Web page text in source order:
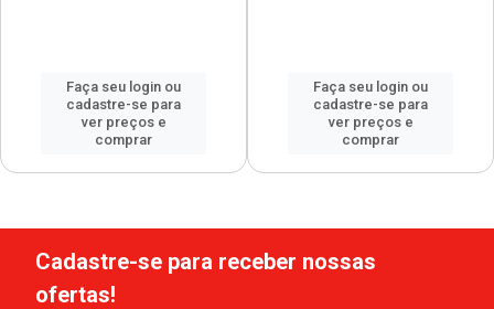
Faça seu login ou
cadastre-se para
ver preços e
comprar
Faça seu login ou
cadastre-se para
ver preços e
comprar
Cadastre-se para receber nossas
ofertas!